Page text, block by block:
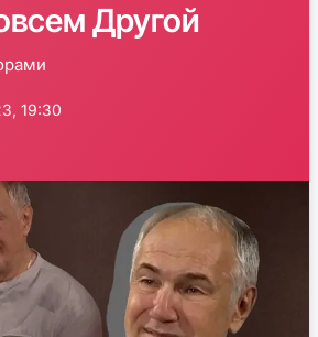
Другой
19:30